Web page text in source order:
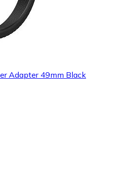
Adapter 49mm Black